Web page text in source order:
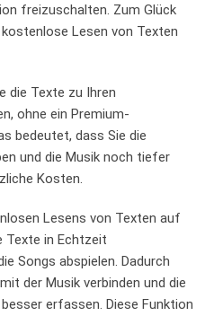
freizuschalten. Zum Glück
Lesen von Texten
die Texte ‌zu Ihren
ohne ein Premium-
bedeutet, dass Sie die⁣
und die Musik noch ⁢tiefer
⁤Kosten.
Lesens von Texten auf
Texte in Echtzeit
⁢Songs abspielen. Dadurch
der Musik verbinden und die
erfassen. Diese Funktion